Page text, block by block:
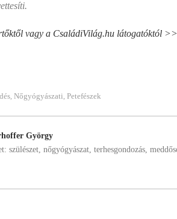
vagy a CsaládiVilág.hu látogatóktól >>
, Nőgyógyászati, Petefészek
György
szülészet, nőgyógyászat, terhesgondozás,